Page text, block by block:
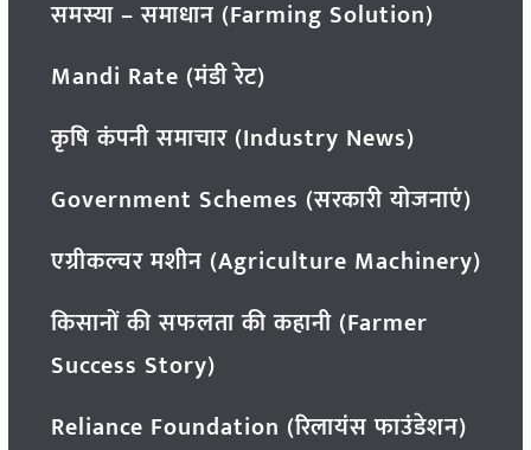
समस्या – समाधान (Farming Solution)
Mandi Rate (मंडी रेट)
कृषि कंपनी समाचार (Industry News)
Government Schemes (सरकारी योजनाएं)
एग्रीकल्चर मशीन (Agriculture Machinery)
किसानों की सफलता की कहानी (Farmer
Success Story)
Reliance Foundation (रिलायंस फाउंडेशन)